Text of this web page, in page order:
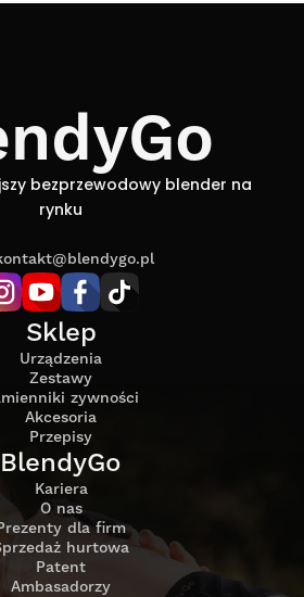
bezprzewodowy blender na
rynku
Sklep
Urządzenia
Zestawy
zywności
Akcesoria
Przepisy
BlendyGo
Kariera
O nas
dla firm
hurtowa
Patent
Ambasadorzy